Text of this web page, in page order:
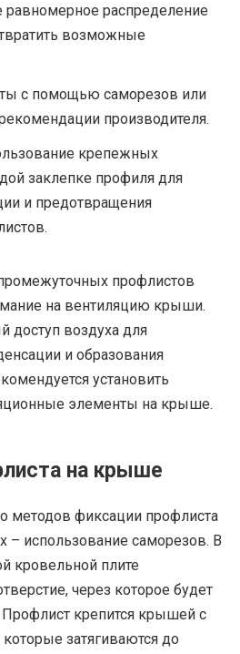
равномерное распределение
возможные
с помощью саморезов или
производителя.
крепежных
заклепке профиля для
и предотвращения
профлистов
на вентиляцию крыши.
доступ воздуха для
и образования
установить
элементы на крыше.
на крыше
методов фиксации профлиста
– использование саморезов. В
кровельной плите
через которое будет
крепится крышей с
затягиваются до